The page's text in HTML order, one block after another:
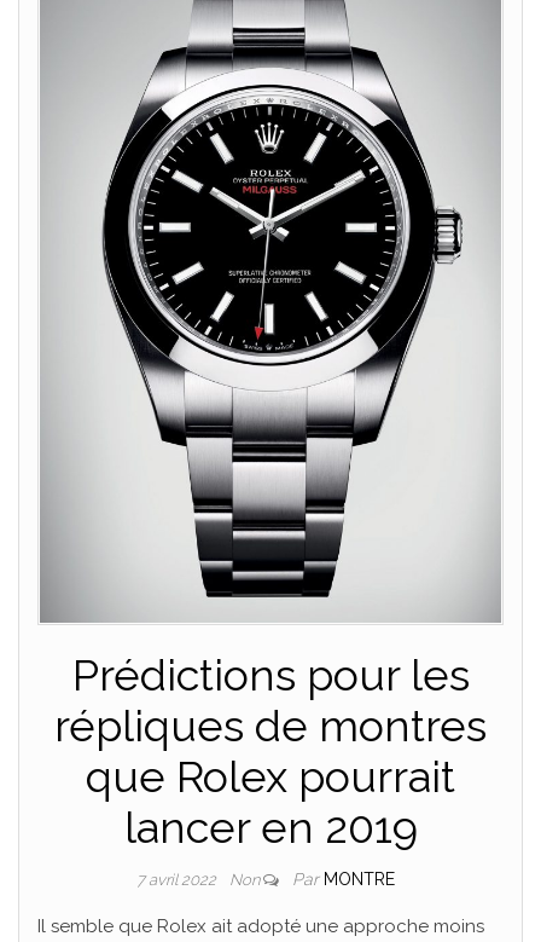
Prédictions pour les
répliques de montres
que Rolex pourrait
lancer en 2019
7 avril 2022 Non Par MONTRE
Il semble que Rolex ait adopté une approche moins